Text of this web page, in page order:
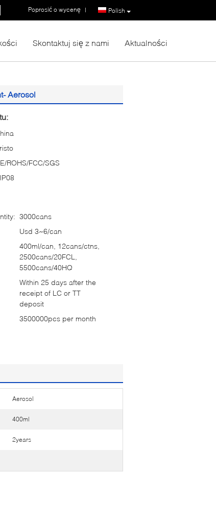
Polish
Poprosić o wycenę |
Skontaktuj się z nami Aktualności
Aerosol
ROHS/FCC/SGS
3000cans
Usd 3~6/can
400ml/can, 12cans/ctns,
2500cans/20FCL,
5500cans/40HQ
Within 25 days after the
receipt of LC or TT
deposit
3500000pcs per month
Aerosol
400ml
2years